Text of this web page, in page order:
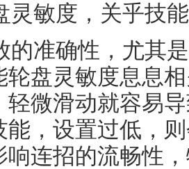
灵敏度，关乎技
的准确性，尤其
轮盘灵敏度息息
轻微滑动就容易
能，设置过低，
响连招的流畅性